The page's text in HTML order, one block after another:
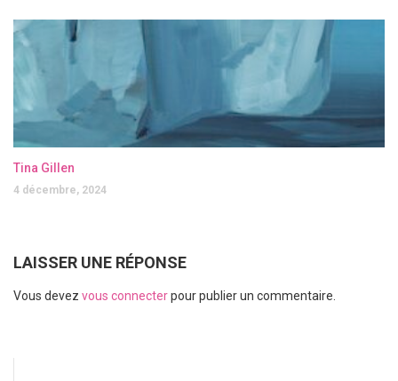
Tina Gillen
4 décembre, 2024
LAISSER UNE RÉPONSE
Vous devez vous connecterpour publier un commentaire.